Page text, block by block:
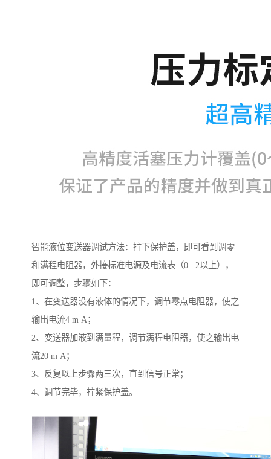
智能液位变送器调试方法：拧下保护盖，即可看到调零
和满程电阻器，外接标准电源及电流表（0 . 2以上），
即可调整，步骤如下：
1、在变送器没有液体的情况下，调节零点电阻器，使之
输出电流4 m A；
2、变送器加液到满量程，调节满程电阻器，使之输出电
流20 m A；
3、反复以上步骤两三次，直到信号正常；
4、调节完毕，拧紧保护盖。